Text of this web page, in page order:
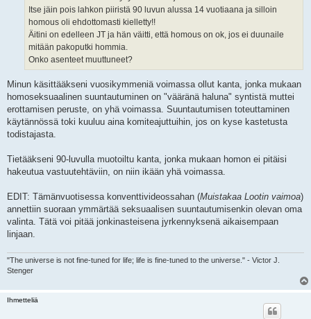
Itse jäin pois lahkon piiristä 90 luvun alussa 14 vuotiaana ja silloin
homous oli ehdottomasti kielletty!!
Äitini on edelleen JT ja hän väitti, että homous on ok, jos ei duunaile
mitään pakoputki hommia.
Onko asenteet muuttuneet?
Minun käsittääkseni vuosikymmeniä voimassa ollut kanta, jonka mukaan
homoseksuaalinen suuntautuminen on "vääränä haluna" syntistä muttei
erottamisen peruste, on yhä voimassa. Suuntautumisen toteuttaminen
käytännössä toki kuuluu aina komiteajuttuihin, jos on kyse kastetusta
todistajasta.
Tietääkseni 90-luvulla muotoiltu kanta, jonka mukaan homon ei pitäisi
hakeutua vastuutehtäviin, on niin ikään yhä voimassa.
EDIT: Tämänvuotisessa konventtivideossahan (Muistakaa Lootin vaimoa)
annettiin suoraan ymmärtää seksuaalisen suuntautumisenkin olevan oma
valinta. Tätä voi pitää jonkinasteisena jyrkennyksenä aikaisempaan
linjaan.
"The universe is not fine-tuned for life; life is fine-tuned to the universe." - Victor J.
Stenger
Ihmetteliä